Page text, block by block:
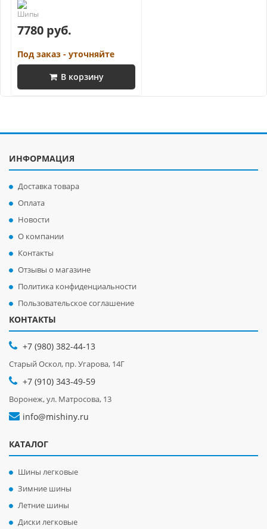
7780 руб.
Под заказ - уточняйте
В корзину
ИНФОРМАЦИЯ
Доставка товара
Оплата
Новости
О компании
Контакты
Отзывы о магазине
Политика конфиденциальности
Пользовательское соглашение
КОНТАКТЫ
+7 (980) 382-44-13
Старый Оскол, пр. Угарова, 14Г
+7 (910) 343-49-59
Воронеж, ул. Матросова, 13
info@mishiny.ru
КАТАЛОГ
Шины легковые
Зимние шины
Летние шины
Диски легковые